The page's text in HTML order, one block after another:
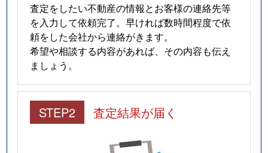
査定をしたい不動産の情報とお客様の連絡先等
を入力して依頼完了。早ければ数時間程度で依
頼をした会社から連絡がきます。
希望や相談する内容があれば、その内容も伝え
ましょう。
STEP2 査定結果が届く